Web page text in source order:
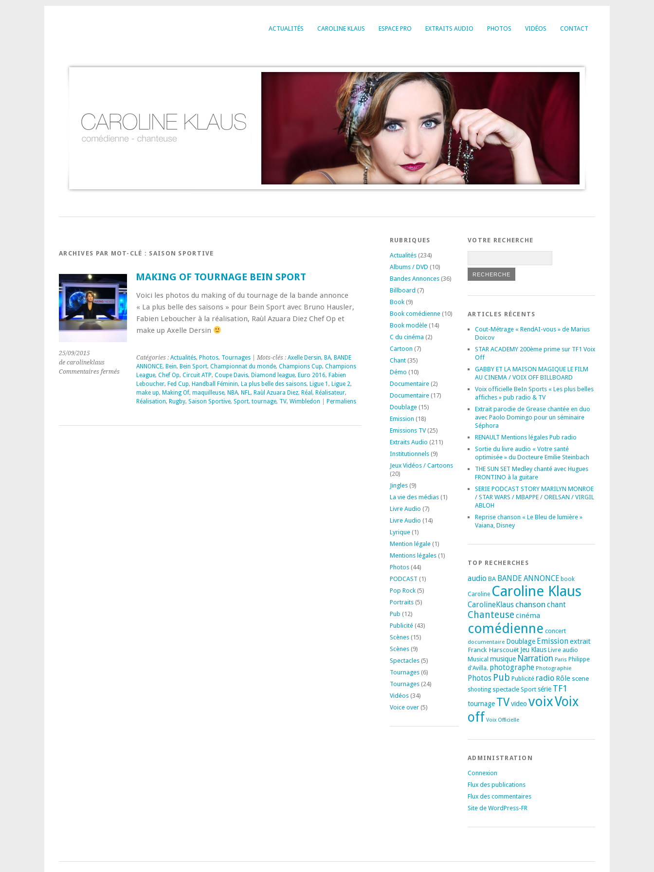
ACTUALITÉS CAROLINE KLAUS ESPACE PRO EXTRAITS AUDIO PHOTOS VIDÉOS CONTACT
ARCHIVES PAR MOT-CLÉ : SAISON SPORTIVE
25/09/2015
de carolineklaus
Commentaires ferméssur
MAKING
TOURNAGE
MAKING OF TOURNAGE BEIN SPORT
Voici les photos du making of du tournage de la bande annonce
« La plus belle des saisons » pour Bein Sport avec Bruno Hausler,
Fabien Leboucher à la réalisation, Raùl Azuara Diez Chef Op et
make up Axelle Dersin
Catégories : Actualités, Photos, Tournages| Mots-clés : Axelle Dersin, BA, BANDE
ANNONCE, Bein, Bein Sport, Championnat du monde, Champions Cup, Champions
League, Chef Op, Circuit ATP, Coupe Davis, Diamond league, Euro 2016, Fabien
Leboucher, Fed Cup, Handball Féminin, La plus belle des saisons, Ligue 1 , Ligue 2,
make up, Making Of, maquilleuse, NBA, NFL, Raùl Azuara Diez, Réal , Réalisateur,
Réalisation, Rugby, Saison Sportive, Sport, tournage, TV, Wimbledon Permaliens
RUBRIQUES
Actualités(234)
Albums / DVD (10)
Bandes Annonces(36)
Billboard (7)
Book(9)
Book comédienne(10)
Book modèle(14)
C du cinéma (2)
Cartoon (7)
Chant(35)
Démo (10)
Documentaire(2)
Documentaire(17)
Doublage(15)
Emission (18)
Emissions TV(25)
Extraits Audio (211)
Institutionnels(9)
Jeux Vidéos / Cartoons
(20)
Jingles(9)
La vie des médias(1)
Livre Audio (7)
Livre Audio (14)
Lyrique(1)
Mention légale(1)
Mentions légales(1)
Photos(44)
PODCAST (1)
Pop Rock(5)
Portraits(5)
Pub (12)
Publicité(43)
Scènes(15)
Scènes(9)
Spectacles(5)
Tournages(6)
Tournages(24)
Vidéos(34)
Voice over(5)
VOTRE RECHERCHE
ARTICLES RÉCENTS
Cout-Métrage « RendAI-vous » de Marius
Doicov
STAR ACADEMY 200ème prime sur TF1 Voix
Off
GABBY ET LA MAISON MAGIQUE LE FILM
AU CINEMA / VOIX OFF BILLBOARD
Voix officielle BeIn Sports « Les plus belles
affiches » pub radio & TV
Extrait parodie de Grease chantée en duo
avec Paolo Domingo pour un séminaire
Séphora
RENAULT Mentions légales Pub radio
Sortie du livre audio « Votre santé
optimisée » du Docteure Emilie Steinbach
THE SUN SET Medley chanté avec Hugues
FRONTINO à la guitare
SERIE PODCAST STORY MARILYN MONROE
/ STAR WARS / MBAPPE / ORELSAN / VIRGIL
ABLOH
Reprise chanson « Le Bleu de lumière »
Vaiana, Disney
TOP RECHERCHES
audio BA BANDE ANNONCE book
Caroline Caroline Klaus
CarolineKlaus chanson chant
Chanteuse cinéma
comédienne concert
documentaire Doublage Emissionextrait
Franck Harscouët Jeu Klaus Livre audio
Musical musique Narration Paris Philippe
d'Avilla. photographe Photographie
Photos Pub Publicité radio Rôle scene
shooting spectacle Sport série TF1
tournage TVvideo voixVoix
off Voix Officielle
ADMINISTRATION
Connexion
Flux des publications
Flux des commentaires
Site de WordPress-FR